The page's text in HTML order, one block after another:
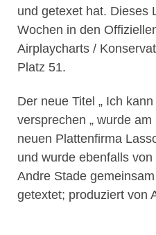
und getexet hat. Dieses
Wochen in den
Airplaycharts /
Platz 51.
Der neue Titel „ Ich
versprechen „ wurde
neuen Plattenfirma
und wurde ebenfalls
Andre Stade
getextet; produziert von